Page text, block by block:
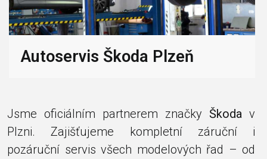
Autoservis Škoda Plzeň
Jsme oficiálním partnerem značky Škoda v
Plzni. Zajišťujeme kompletní záruční i
pozáruční servis všech modelových řad – od